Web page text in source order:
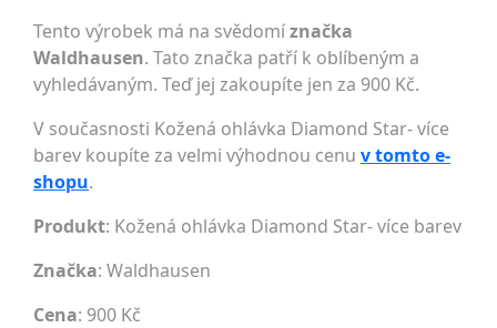
Tento výrobek má na svědomíznačka
Waldhausen. Tato značka patří k oblíbeným a
vyhledávaným. Teď jej zakoupíte jen za 900 Kč.
V současnosti Kožená ohlávka Diamond Star- více
barev koupíte za velmi výhodnou cenu v tomto e-
shopu.
Produkt: Kožená ohlávka Diamond Star- více barev
Značka: Waldhausen
Cena: 900 Kč